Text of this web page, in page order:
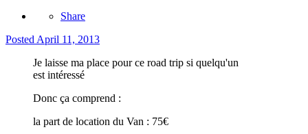
Share
PostedApril 11, 2013
Je laisse ma place pour ce road trip si quelqu'un
est intéressé
Donc ça comprend :
la part de location du Van : 75€